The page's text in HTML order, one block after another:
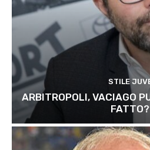
STILE
ARBITROPOLI, VACIAGO